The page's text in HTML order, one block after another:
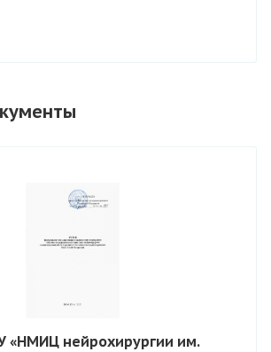
«НМИЦ нейрохирургии им.